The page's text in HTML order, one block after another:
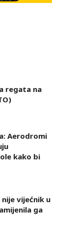
regata na
Aerodromi
kako bi
nije vijećnik u
ga